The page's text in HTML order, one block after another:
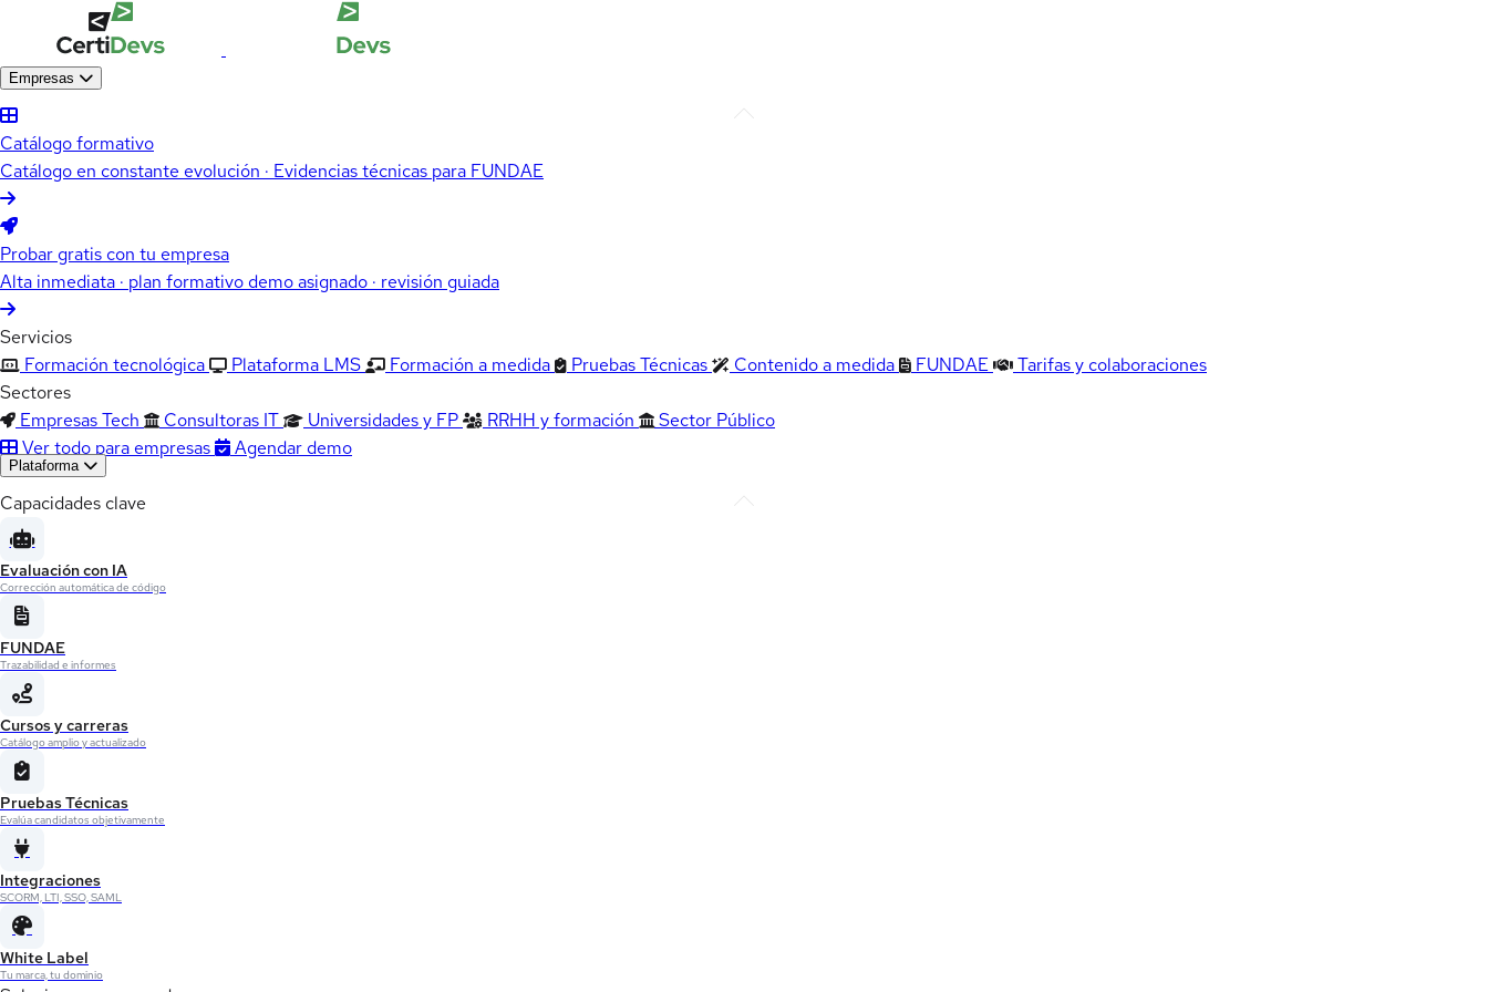
Empresas
Catálogo formativo
Catálogo en constante evolución · Evidencias técnicas para FUNDAE
Probar gratis con tu empresa
Alta inmediata · plan formativo demo asignado · revisión guiada
Servicios
Formación tecnológica
Plataforma LMS Formación a medida Pruebas Técnicas Contenido a medida FUNDAE
Tarifas y colaboraciones
Sectores
Empresas Tech
Consultoras IT Universidades y FP RRHH y formación
Sector Público
Ver todo para empresas
Agendar demo
Plataforma
Capacidades clave
Evaluación con IA
Corrección automática de código
FUNDAE
Trazabilidad e informes
Cursos y carreras
Catálogo amplio y actualizado
Pruebas Técnicas
Evalúa candidatos objetivamente
Integraciones
SCORM, LTI, SSO, SAML
White Label
Tu marca, tu dominio